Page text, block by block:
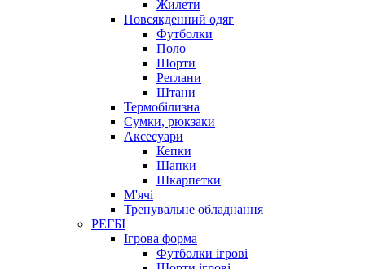
Жилети
Повсякденний одяг
Футболки
Поло
Шорти
Реглани
Штани
Термобілизна
Сумки, рюкзаки
Аксесуари
Кепки
Шапки
Шкарпетки
М'ячі
Тренувальне обладнання
РЕГБІ
Ігрова форма
Футболки ігрові